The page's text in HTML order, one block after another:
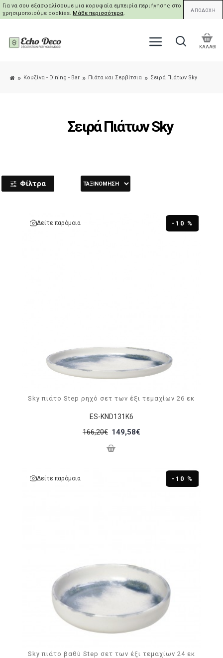
Για να σου εξασφαλίσουμε μια κορυφαία εμπειρία περιήγησης στο site μας,
χρησιμοποιούμε cookies. Μάθε περισσότερα. ΑΠΟΔΟΧΗ
ΚΑΛΑΘΙ
Κουζίνα - Dining - Bar Πιάτα και Σερβίτσια Σειρά Πιάτων Sky
Σειρά Πιάτων Sky
Φίλτρα
-10 %
Δείτε παρόμοια
ES-KND131K6
Sky πιάτο Step ρηχό σετ των έξι τεμαχίων 26 εκ
166,20€ 149,58€
-10 %
Δείτε παρόμοια
Sky πιάτο βαθύ Step σετ των έξι τεμαχίων 24 εκ